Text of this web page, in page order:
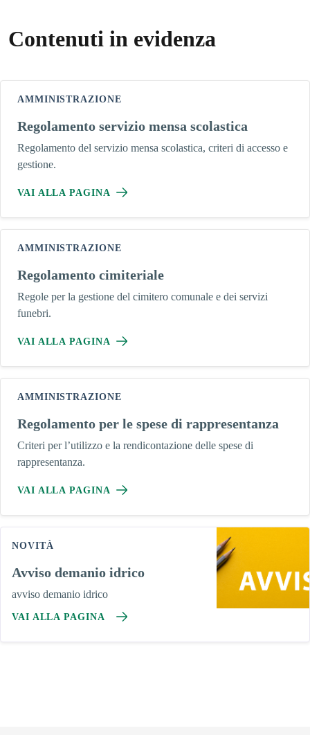
Contenuti in evidenza
AMMINISTRAZIONE
Regolamento servizio mensa scolastica
Regolamento del servizio mensa scolastica, criteri di accesso e
gestione.
VAI ALLA PAGINA
AMMINISTRAZIONE
Regolamento cimiteriale
Regole per la gestione del cimitero comunale e dei servizi
funebri.
VAI ALLA PAGINA
AMMINISTRAZIONE
Regolamento per le spese di rappresentanza
Criteri per l’utilizzo e la rendicontazione delle spese di
rappresentanza.
VAI ALLA PAGINA
NOVITÀ
Avviso demanio idrico
avviso demanio idrico
VAI ALLA PAGINA